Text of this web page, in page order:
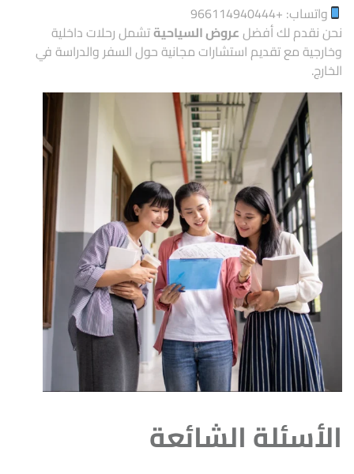
واتساب: +966114940444
نحن نقدم لك أفضلعروض السياحيةتشمل رحلات داخلية
وخارجية مع تقديم استشارات مجانية حول السفر والدراسة في
الخارج.
الأسئلة الشائعة